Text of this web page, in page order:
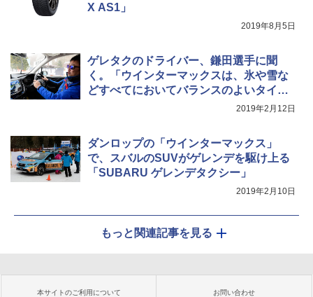
X AS1」
2019年8月5日
ゲレタクのドライバー、鎌田選手に聞
く。「ウインターマックスは、氷や雪な
どすべてにおいてバランスのよいタイ
2019年2月12日
ダンロップの「ウインターマックス」
で、スバルのSUVがゲレンデを駆け上る
「SUBARU ゲレンデタクシー」
2019年2月10日
もっと関連記事を見る
本サイトのご利用について お問い合わせ